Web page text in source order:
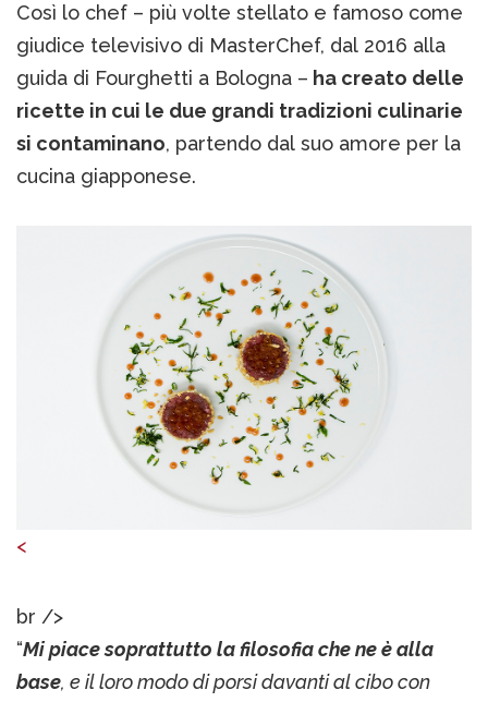
Così lo chef – più volte stellato e famoso come
giudice televisivo di MasterChef, dal 2016 alla
guida di Fourghetti a Bologna – ha creato delle
ricette in cui le due grandi tradizioni culinarie
si contaminano, partendo dal suo amore per la
cucina giapponese.
<
br />
“Mi piace soprattutto la filosofia che ne è alla
base, e il loro modo di porsi davanti al cibo con